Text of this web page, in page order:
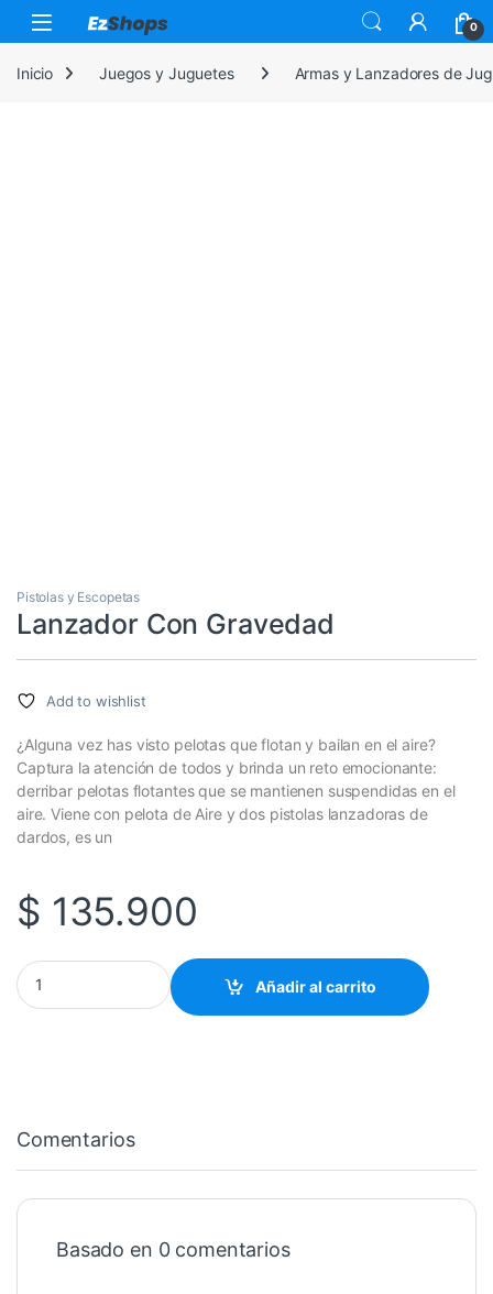
Saltar a la navegación
Saltar al contenido
0
Inicio Juegos y Juguetes Armas y Lanzadores de
Pistolas y Escopetas
Lanzador Con Gravedad
Add to wishlist
¿Alguna vez has visto pelotas que flotan y bailan en el aire?
Captura la atención de todos y brinda un reto emocionante:
derribar pelotas flotantes que se mantienen suspendidas en el
aire. Viene con pelota de Aire y dos pistolas lanzadoras de
dardos, es un
$ 135.900
Lanzador Con Gravedad cantidad
Añadir al carrito
Comentarios
Basado en 0 comentarios